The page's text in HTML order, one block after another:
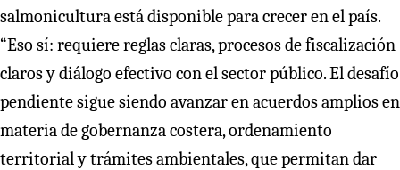
salmonicultura está disponible para crecer en el país.
“Eso sí: requiere reglas claras, procesos de fiscalización
claros y diálogo efectivo con el sector público. El desafío
pendiente sigue siendo avanzar en acuerdos amplios en
materia de gobernanza costera, ordenamiento
territorial y trámites ambientales, que permitan dar